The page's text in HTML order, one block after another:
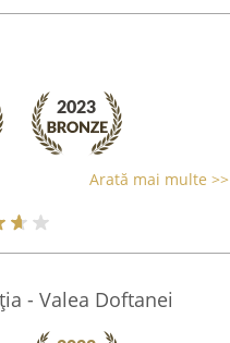
Arată mai multe >>
- Valea Doftanei